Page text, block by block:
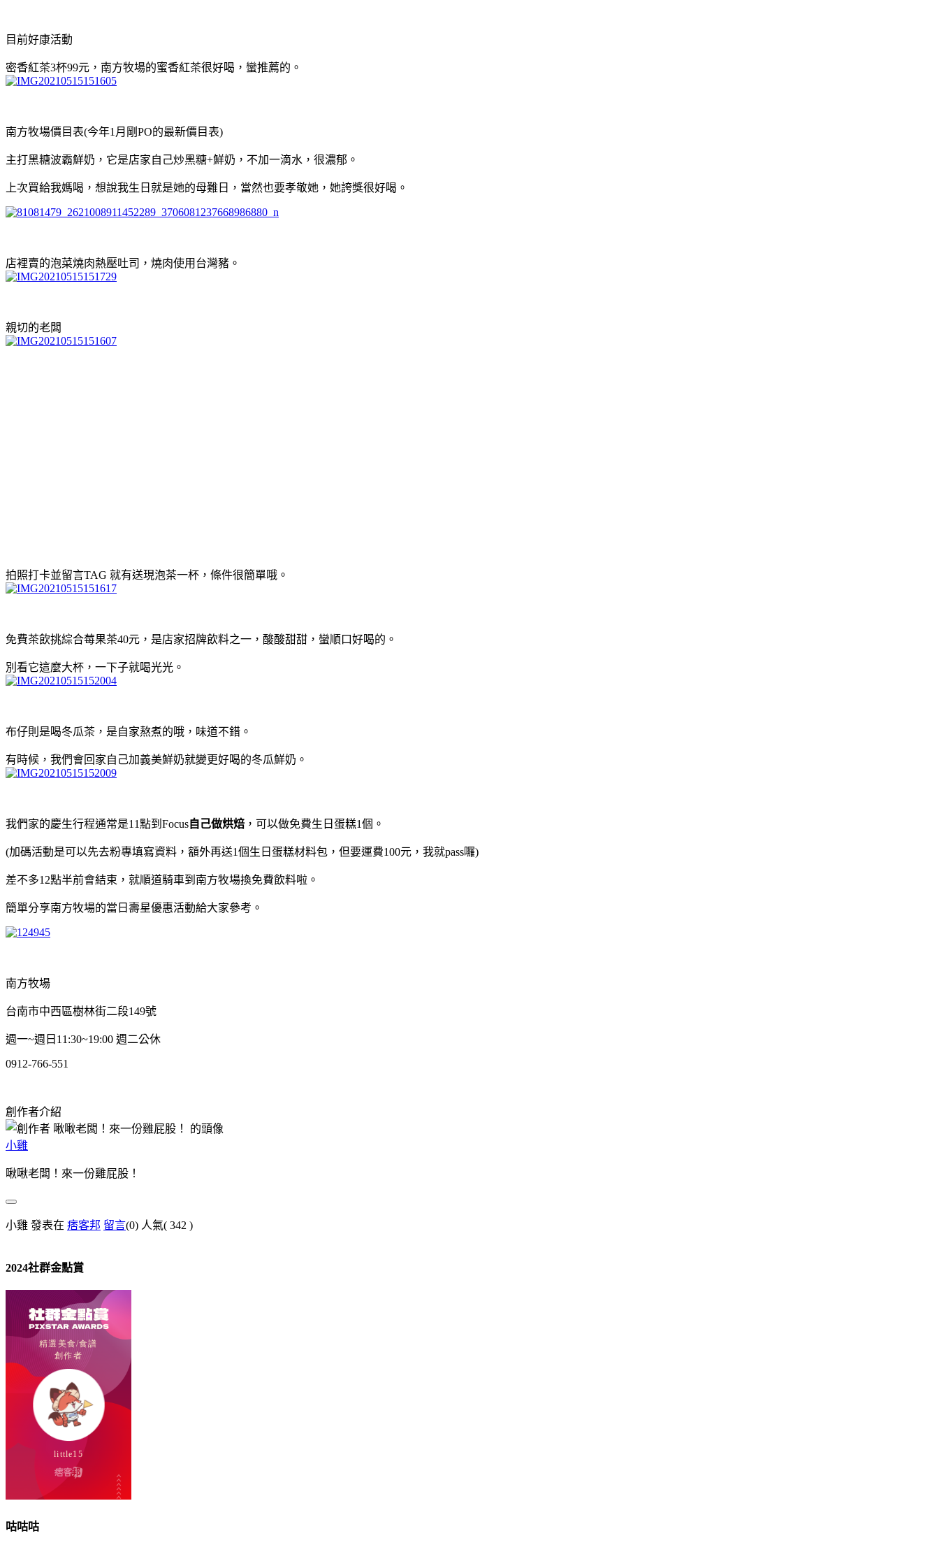
目前好康活動
密香紅茶3杯99元，南方牧場的蜜香紅茶很好喝，蠻推薦的。
南方牧場價目表(今年1月剛PO的最新價目表)
主打黑糖波霸鮮奶，它是店家自己炒黑糖+鮮奶，不加一滴水，很濃郁。
上次買給我媽喝，想說我生日就是她的母難日，當然也要孝敬她，她誇獎很好喝。
店裡賣的泡菜燒肉熱壓吐司，燒肉使用台灣豬。
親切的老闆
拍照打卡並留言TAG 就有送現泡茶一杯，條件很簡單哦。
免費茶飲挑綜合莓果茶40元，是店家招牌飲料之一，酸酸甜甜，蠻順口好喝的。
別看它這麼大杯，一下子就喝光光。
布仔則是喝冬瓜茶，是自家熬煮的哦，味道不錯。
有時候，我們會回家自己加義美鮮奶就變更好喝的冬瓜鮮奶。
我們家的慶生行程通常是11點到Focus自己做烘焙 ，可以做免費生日蛋糕1個。
(加碼活動是可以先去粉專填寫資料，額外再送1個生日蛋糕材料包，但要運費100元，我就pass囉)
差不多12點半前會結束，就順道騎車到南方牧場換免費飲料啦。
簡單分享南方牧場的當日壽星優惠活動給大家參考。
南方牧場
台南市中西區樹林街二段149號
週一~週日11:30~19:00 週二公休
0912-766-551
創作者介紹
小雞
啾啾老闆！來一份雞屁股！
小雞 發表在 痞客邦 留言(0) 人氣( 342 )
2024社群金點賞
咕咕咕